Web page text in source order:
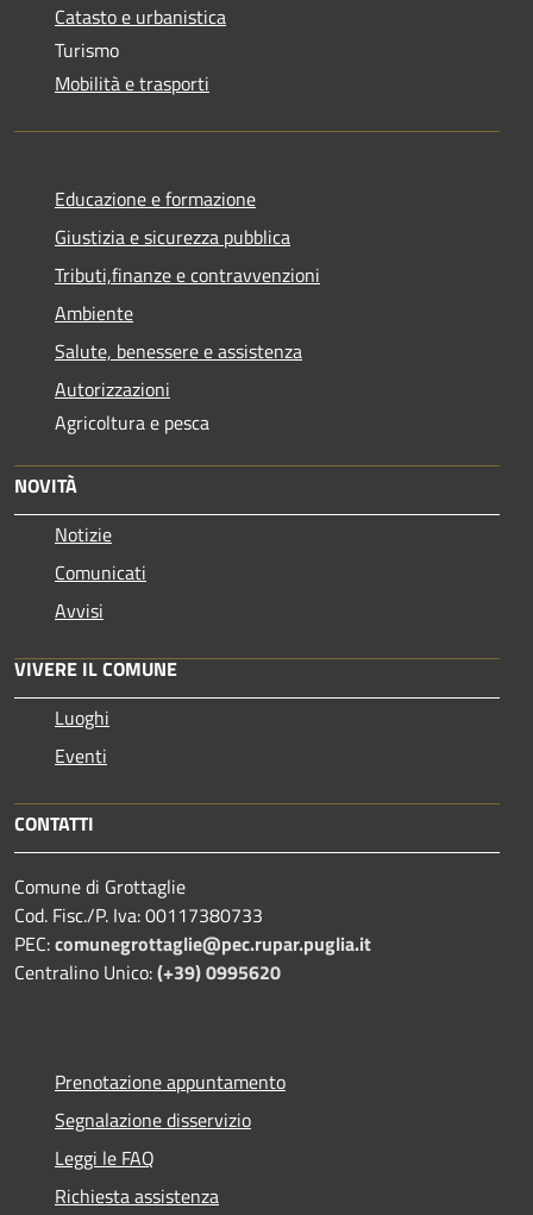
Catasto e urbanistica
Turismo
Mobilità e trasporti
Educazione e formazione
Giustizia e sicurezza pubblica
Tributi,finanze e contravvenzioni
Ambiente
Salute, benessere e assistenza
Autorizzazioni
Agricoltura e pesca
NOVITÀ
Notizie
Comunicati
Avvisi
VIVERE IL COMUNE
Luoghi
Eventi
CONTATTI
Comune di Grottaglie
Cod. Fisc./P. Iva: 00117380733
PEC:comunegrottaglie@pec.rupar.puglia.it
Centralino Unico:(+39) 0995620
Prenotazione appuntamento
Segnalazione disservizio
Leggi le FAQ
Richiesta assistenza